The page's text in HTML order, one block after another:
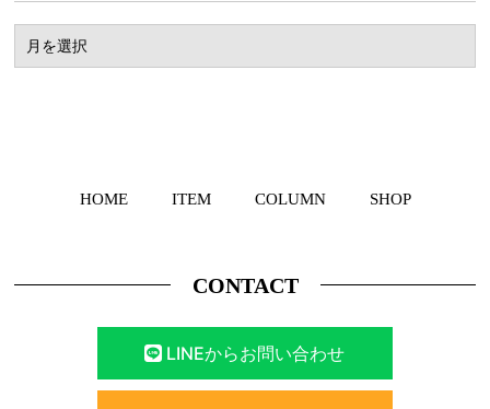
HOME ITEM COLUMN SHOP
CONTACT
LINEからお問い合わせ